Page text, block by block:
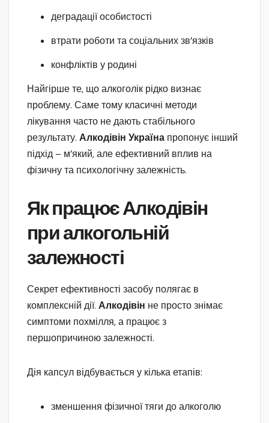
деградації особистості
втрати роботи та соціальних зв’язків
конфліктів у родині
Найгірше те, що алкоголік рідко визнає
проблему. Саме тому класичні методи
лікування часто не дають стабільного
результату. Алкодівін Україна пропонує інший
підхід – м’який, але ефективний вплив на
фізичну та психологічну залежність.
Як працює Алкодівін
при алкогольній
залежності
Секрет ефективності засобу полягає в
комплексній дії. Алкодівін не просто знімає
симптоми похмілля, а працює з
першопричиною залежності.
Дія капсул відбувається у кілька етапів:
зменшення фізичної тяги до алкоголю